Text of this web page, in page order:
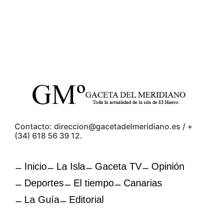
Contacto: direccion@gacetadelmeridiano.es / +
(34) 618 56 39 12.
Inicio La Isla Gaceta TV
Opinión
Deportes
El tiempo
Canarias
La Guía
Editorial